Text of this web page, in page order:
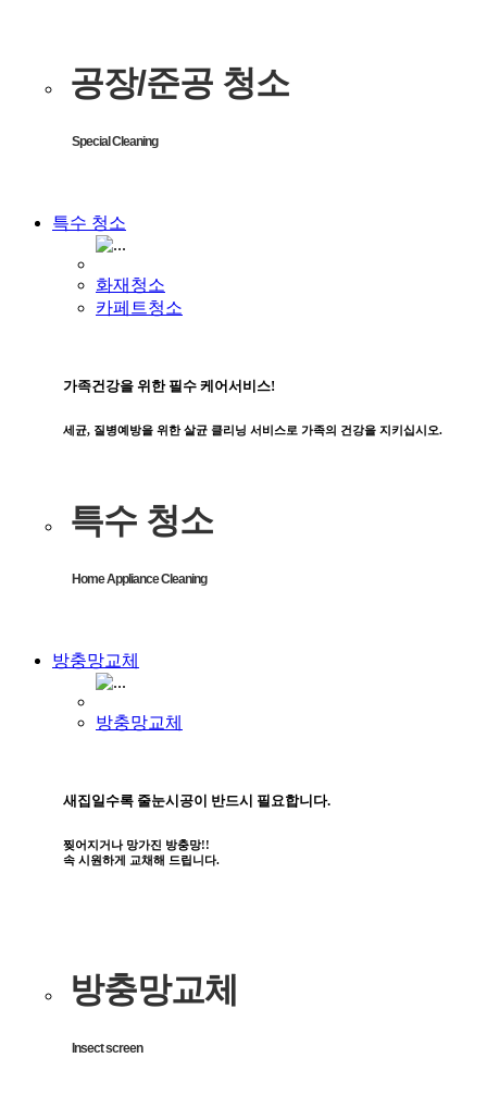
공장/준공 청소
Special Cleaning
특수 청소
화재청소
카페트청소
가족건강을 위한 필수 케어서비스!
세균, 질병예방을 위한 살균 클리닝 서비스로 가족의 건강을 지키십시오.
특수 청소
Home Appliance Cleaning
방충망교체
방충망교체
새집일수록 줄눈시공이 반드시 필요합니다.
찢어지거나 망가진 방충망!!
속 시원하게 교채해 드립니다.
방충망교체
Insect screen